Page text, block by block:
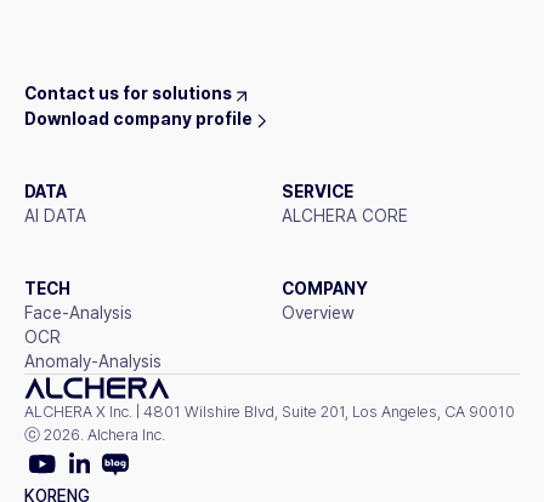
Contact us for solutions
Download company profile
DATA
AI DATA
SERVICE
ALCHERA CORE
TECH
Face-Analysis
OCR
Anomaly-Analysis
COMPANY
Overview
ALCHERA X Inc. | 4801 Wilshire Blvd, Suite 201, Los Angeles, CA 90010
ⓒ 2026. Alchera Inc.
KORENG